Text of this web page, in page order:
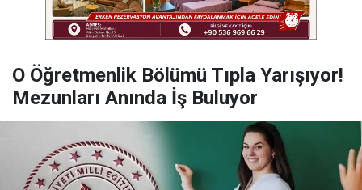
O Öğretmenlik Bölümü Tıpla Yarışıyor!
Mezunları Anında İş Buluyor